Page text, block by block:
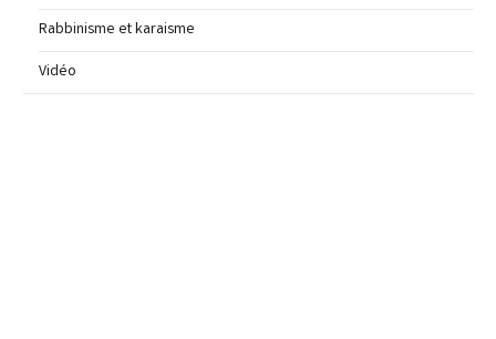
Rabbinisme et karaisme
Vidéo